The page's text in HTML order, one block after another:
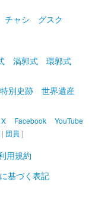
チャシ
グスク
渦郭式
環郭式
特別史跡 世界遺産
X Facebook
YouTube
| 団員 ]
用規約
基づく表記